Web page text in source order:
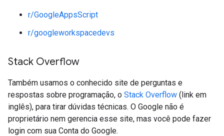
r/GoogleAppsScript
r/googleworkspacedevs
Stack Overflow
Também usamos o conhecido site de perguntas e
respostas sobre programação, o Stack Overflow (link em
inglês), para tirar dúvidas técnicas. O Google não é
proprietário nem gerencia esse site, mas você pode fazer
login com sua Conta do Google.